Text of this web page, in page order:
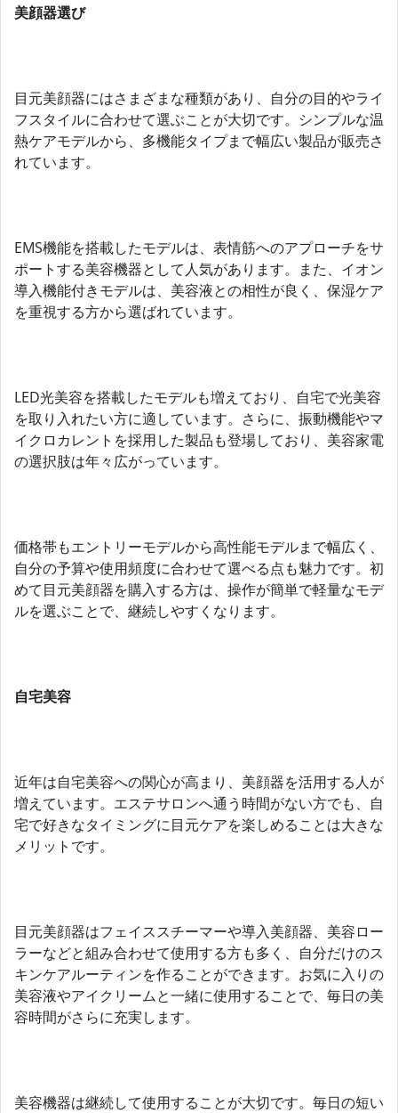
美顔器選び
目元美顔器にはさまざまな種類があり、自分の目的やライ
フスタイルに合わせて選ぶことが大切です。シンプルな温
熱ケアモデルから、多機能タイプまで幅広い製品が販売さ
れています。
EMS機能を搭載したモデルは、表情筋へのアプローチをサ
ポートする美容機器として人気があります。また、イオン
導入機能付きモデルは、美容液との相性が良く、保湿ケア
を重視する方から選ばれています。
LED光美容を搭載したモデルも増えており、自宅で光美容
を取り入れたい方に適しています。さらに、振動機能やマ
イクロカレントを採用した製品も登場しており、美容家電
の選択肢は年々広がっています。
価格帯もエントリーモデルから高性能モデルまで幅広く、
自分の予算や使用頻度に合わせて選べる点も魅力です。初
めて目元美顔器を購入する方は、操作が簡単で軽量なモデ
ルを選ぶことで、継続しやすくなります。
自宅美容
近年は自宅美容への関心が高まり、美顔器を活用する人が
増えています。エステサロンへ通う時間がない方でも、自
宅で好きなタイミングに目元ケアを楽しめることは大きな
メリットです。
目元美顔器はフェイススチーマーや導入美顔器、美容ロー
ラーなどと組み合わせて使用する方も多く、自分だけのス
キンケアルーティンを作ることができます。お気に入りの
美容液やアイクリームと一緒に使用することで、毎日の美
容時間がさらに充実します。
美容機器は継続して使用することが大切です。毎日の短い